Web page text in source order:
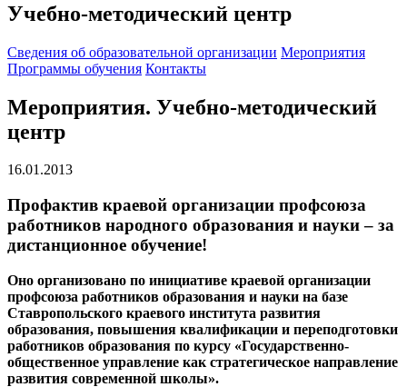
Учебно-методический центр
Cведения об образовательной организации Мероприятия
Программы обучения Контакты
Мероприятия. Учебно-методический
центр
16.01.2013
Профактив краевой организации профсоюза
работников народного образования и науки – за
дистанционное обучение!
Оно организовано по инициативе краевой организации
профсоюза работников образования и науки на базе
Ставропольского краевого института развития
образования, повышения квалификации и переподготовки
работников образования по курсу «Государственно-
общественное управление как стратегическое направление
развития современной школы».